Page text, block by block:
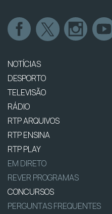
NOTÍCIAS
DESPORTO
TELEVISÃO
RÁDIO
RTP ARQUIVOS
RTP ENSINA
RTP PLAY
EM DIRETO
REVER PROGRAMAS
CONCURSOS
PERGUNTAS FREQUENTES